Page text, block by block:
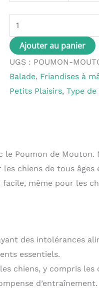
Ajouter au panier
UGS : POUMON-
Balade, Friandises à
Petits Plaisirs,Type de
le Poumon de
chiens de tous
même pour les
des intolérances
essentiels.
chiens, y compris les
d’entraînement.